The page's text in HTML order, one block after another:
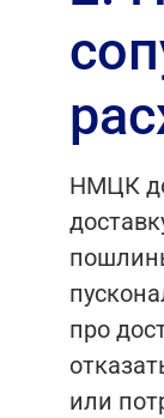
НМЦК
про
или